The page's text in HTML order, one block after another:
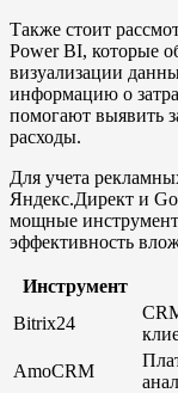
Также стоит
Power BI, которые
визуализации
информацию о
помогают выявить
расходы.
Для учета
Яндекс.Директ и
мощные
эффективность
Инструмент
Bitrix24
AmoCRM